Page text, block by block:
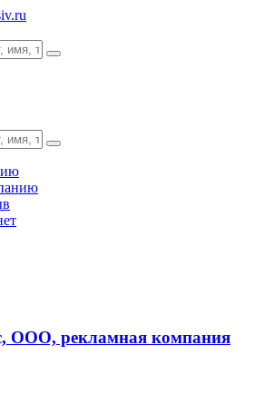
ООО, рекламная компания